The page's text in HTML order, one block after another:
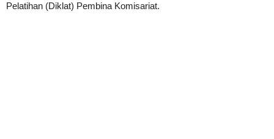
Pelatihan (Diklat) Pembina Komisariat.